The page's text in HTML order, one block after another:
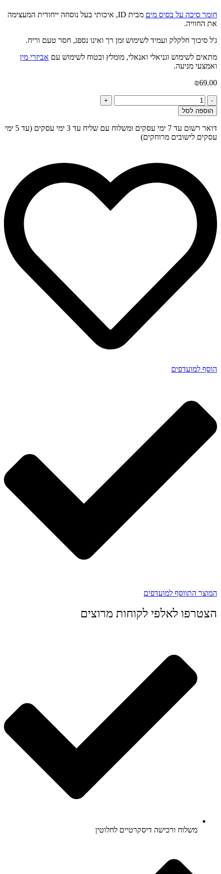
חומר סיכה על בסיס מים
מבית ID, איכותי בעל נוסחה ייחודית המעצימה
את החוויה.
ג'ל סיכוך חלקלק ועמיד לשימוש זמן רך ואינו נספג, חסר טעם וריח.
מתאים לשימוש וגניאלי ואנאלי, מומלץ ובטוח לשימוש עם אביזרי מין
ואמצעי מניעה.
₪69.00
-
כמות
של
חומר
סיכה
על
בסיס
Glide
130
ml
+
הוספה לסל
דואר רשום עד 7 ימי עסקים ומשלוח עם שליח עד 3 ימי עסקים (עד 5 ימי
עסקים לישובים מרוחקים)
הוסף למועדפים
המוצר התווסף למועדפים
הצטרפו לאלפי לקוחות מרוצים
משלוח ורכישה דיסקרטיים לחלוטין